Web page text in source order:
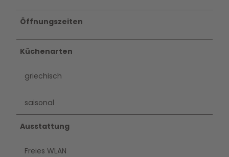
Öffnungszeiten
Küchenarten
griechisch
saisonal
Ausstattung
Freies WLAN